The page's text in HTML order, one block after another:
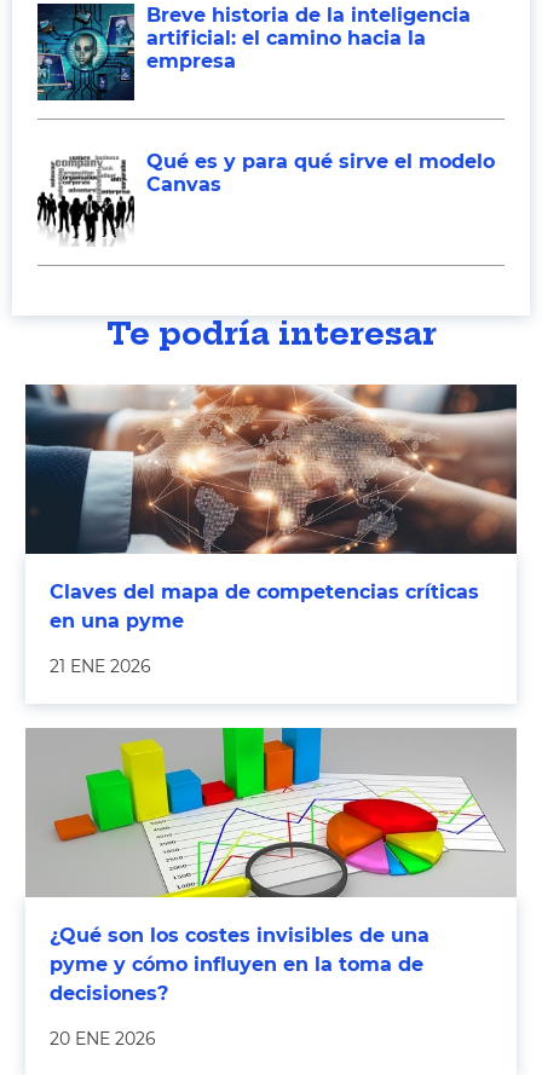
Breve historia de la inteligencia
artificial: el camino hacia la
empresa
Qué es y para qué sirve el modelo
Canvas
Te podría interesar
Claves del mapa de competencias críticas
en una pyme
21 ENE 2026
¿Qué son los costes invisibles de una
pyme y cómo influyen en la toma de
decisiones?
20 ENE 2026